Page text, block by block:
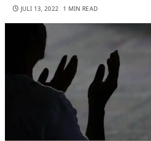
JULI 13, 2022 1 MIN READ